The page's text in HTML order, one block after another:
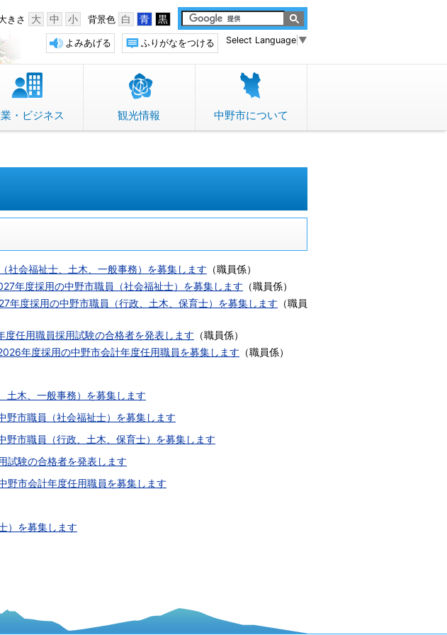
背景色 白 青 黒
きさ 大 中 小
Select Language ▼
ふりがなをつける
よみあげる
・ビジネス 観光情報 中野市について
社会福祉士、土木、一般事務）を募集します （職員係）
年度採用の中野市職員（社会福祉士）を募集します （職員係）
年度採用の中野市職員（行政、土木、保育士）を募集します （職員
任用職員採用試験の合格者を発表します （職員係）
年度採用の中野市会計年度任用職員を募集します （職員係）
土木、一般事務）を募集します
野市職員（社会福祉士）を募集します
野市職員（行政、土木、保育士）を募集します
試験の合格者を発表します
野市会計年度任用職員を募集します
）を募集します